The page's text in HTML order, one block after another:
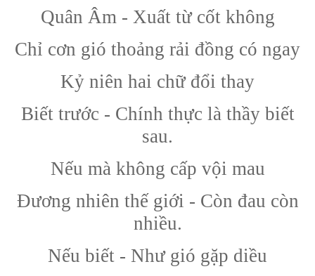
Quân Âm - Xuất từ cốt không
Chỉ cơn gió thoảng rải đồng có ngay
Kỷ niên hai chữ đổi thay
Biết trước - Chính thực là thầy biết
sau.
Nếu mà không cấp vội mau
Đương nhiên thế giới - Còn đau còn
nhiều.
Nếu biết - Như gió gặp diều